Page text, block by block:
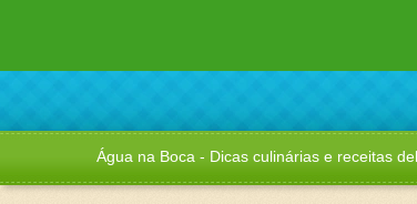
Água na Boca - Dicas culinárias e receitas